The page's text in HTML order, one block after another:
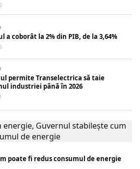
a coborât la 2% din PIB, de la 3,64%
permite Transelectrica să taie
industriei până în 2026
poate fi redus consumul de energie